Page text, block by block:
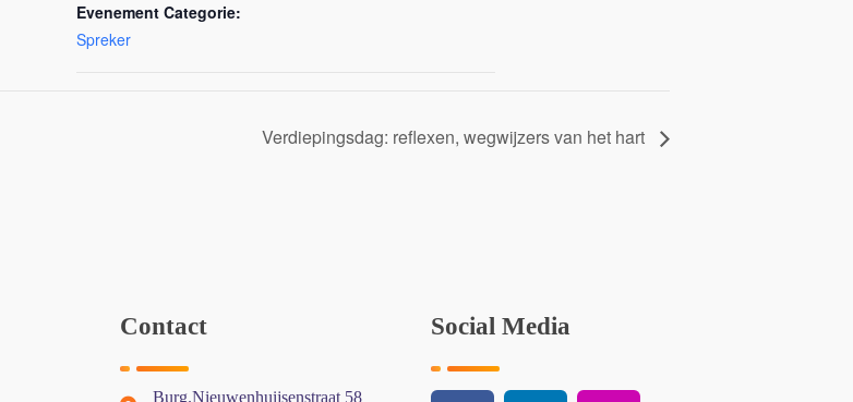
Evenement Categorie:
Spreker
Verdiepingsdag: reflexen, wegwijzers van het hart
Contact
Burg.Nieuwenhuijsenstraat 58
Social Media